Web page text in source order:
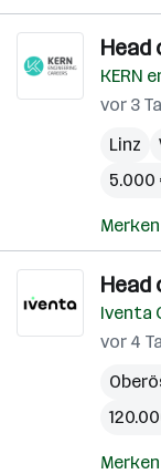
Head
KERN
vor 3
Linz
5.000
Merken
Head
Iventa
vor 4
Merken